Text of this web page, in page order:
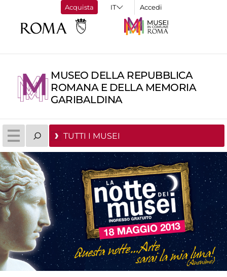
Acquista Accedi
MUSEO DELLA REPUBBLICA
ROMANA E DELLA MEMORIA
GARIBALDINA
TUTTI I MUSEI